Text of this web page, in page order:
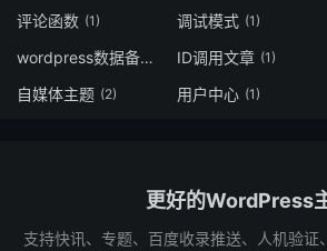
评论函数 (1) 调试模式 (1)
wordpress数据备份 ID调用文章 (1)
自媒体主题 (2) 用户中心 (1)
更好的WordPress
支持快讯、专题、百度收录推送、人机验证